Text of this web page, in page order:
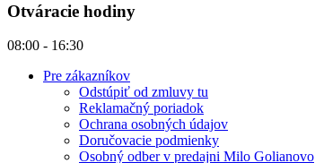
Otváracie hodiny
08:00 - 16:30
Pre zákazníkov
Odstúpiť od zmluvy tu
Reklamačný poriadok
Ochrana osobných údajov
Doručovacie podmienky
Osobný odber v predajni Milo Golianovo